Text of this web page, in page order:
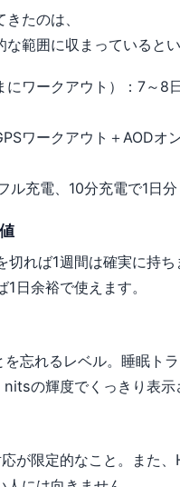
たのは、
範囲に収まっていると
にワークアウト）：7～8
ワークアウト＋AOD
ル充電、10分充電で1日
切れば1週間は確実に持
日余裕で使えます。
忘れるレベル。睡眠ト
の輝度でくっきり表示
が限定的なこと。また